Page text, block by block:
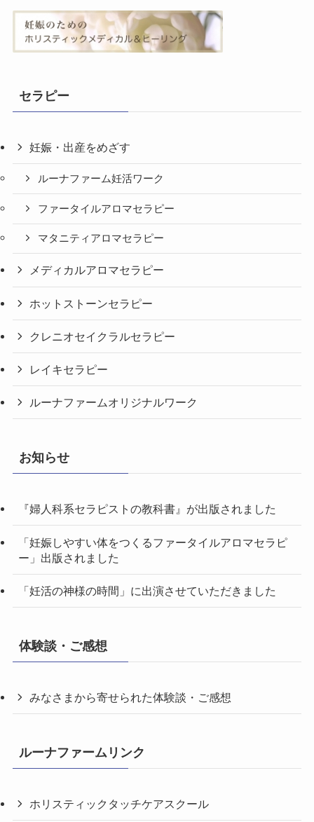
セラピー
妊娠・出産をめざす
ルーナファーム妊活ワーク
ファータイルアロマセラピー
マタニティアロマセラピー
メディカルアロマセラピー
ホットストーンセラピー
クレニオセイクラルセラピー
レイキセラピー
ルーナファームオリジナルワーク
お知らせ
『婦人科系セラピストの教科書』が出版されました
「妊娠しやすい体をつくるファータイルアロマセラピ
ー」出版されました
「妊活の神様の時間」に出演させていただきました
体験談・ご感想
みなさまから寄せられた体験談・ご感想
ルーナファームリンク
ホリスティックタッチケアスクール